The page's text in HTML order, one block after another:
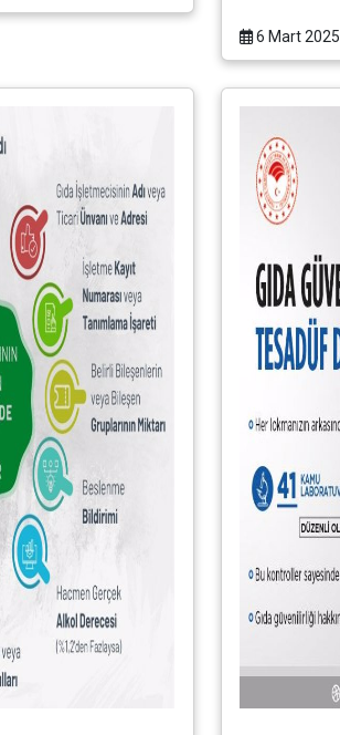
6 Mart 2025